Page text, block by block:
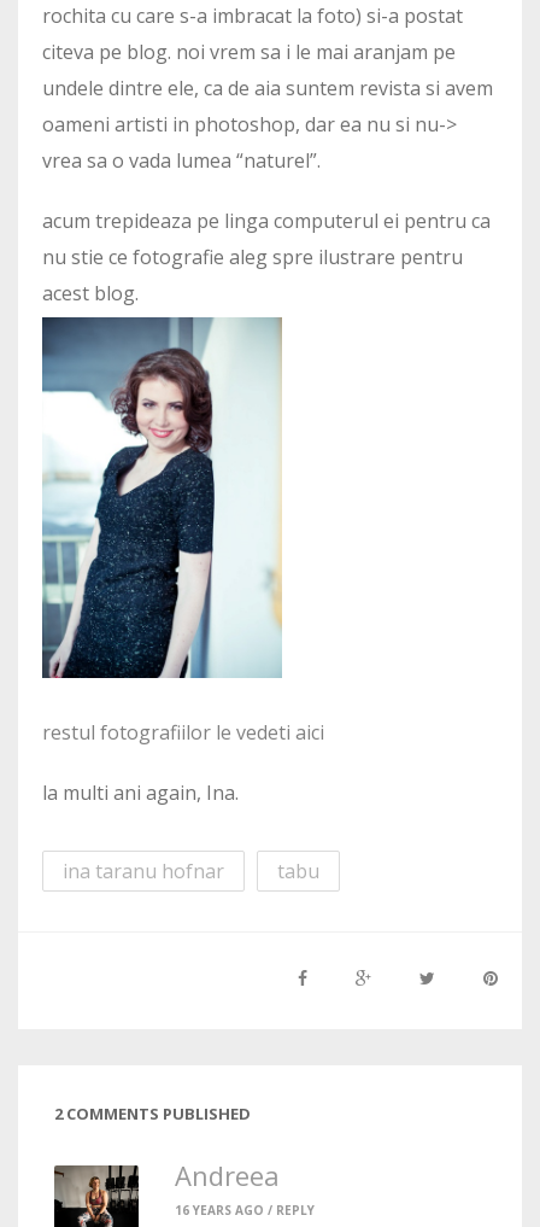
rochita cu care s-a imbracat la foto) si-a postat
citeva pe blog. noi vrem sa i le mai aranjam pe
undele dintre ele, ca de aia suntem revista si avem
oameni artisti in photoshop, dar ea nu si nu->
vrea sa o vada lumea “naturel”.
acum trepideaza pe linga computerul ei pentru ca
nu stie ce fotografie aleg spre ilustrare pentru
acest blog.
restul fotografiilor le vedeti aici
la multi ani again, Ina.
ina taranu hofnar tabu
2 COMMENTS PUBLISHED
Andreea
16 YEARS AGO / REPLY